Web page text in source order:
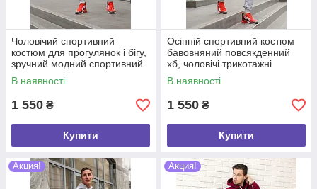
Чоловічий спортивний
костюм для прогулянок і бігу,
зручний модний спортивний
костюм бавовняний осінній і
весняний
В наявності
1 550 ₴
Купити
Осінній спортивний костюм
бавовняний повсякденний
хб, чоловічі трикотажні
спортивні костюми гуртом і в
роздріб
В наявності
1 550 ₴
Купити
Акция! Акция!